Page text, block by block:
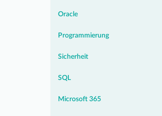
Oracle
Programmierung
Sicherheit
SQL
Microsoft 365